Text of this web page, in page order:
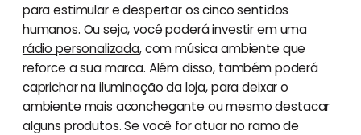
para estimular e despertar os cinco sentidos
humanos. Ou seja, você poderá investir em uma
rádio personalizada, com música ambiente que
reforce a sua marca. Além disso, também poderá
caprichar na iluminação da loja, para deixar o
ambiente mais aconchegante ou mesmo destacar
alguns produtos. Se você for atuar no ramo de